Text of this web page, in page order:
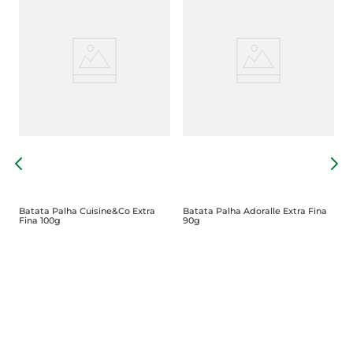
Batata Palha Cuisine&Co Extra
Fina 100g
Batata Palha Adoralle Extra Fina
90g